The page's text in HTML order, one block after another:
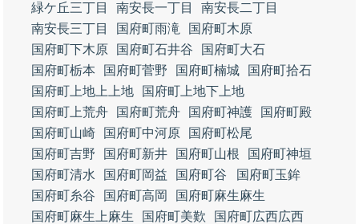
緑ケ丘三丁目
南安長一丁目
南安長二丁目
南安長三丁目
国府町雨滝
国府町木原
国府町下木原
国府町石井谷
国府町大石
国府町栃本
国府町菅野 国府町楠城
国府町拾石
国府町上地上上地
国府町上地下上地
国府町上荒舟
国府町荒舟 国府町神護
国府町殿
国府町山崎
国府町中河原
国府町松尾
国府町吉野
国府町新井 国府町山根
国府町神垣
国府町清水
国府町岡益 国府町谷
国府町玉鉾
国府町糸谷
国府町高岡
国府町麻生麻生
国府町麻生上麻生
国府町美歎
国府町広西広西